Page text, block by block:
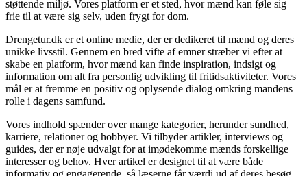
støttende miljø. Vores platform er et sted, hvor mænd kan føle sig
frie til at være sig selv, uden frygt for dom.
Drengetur.dk er et online medie, der er dedikeret til mænd og deres
unikke livsstil. Gennem en bred vifte af emner stræber vi efter at
skabe en platform, hvor mænd kan finde inspiration, indsigt og
information om alt fra personlig udvikling til fritidsaktiviteter. Vores
mål er at fremme en positiv og oplysende dialog omkring mandens
rolle i dagens samfund.
Vores indhold spænder over mange kategorier, herunder sundhed,
karriere, relationer og hobbyer. Vi tilbyder artikler, interviews og
guides, der er nøje udvalgt for at imødekomme mænds forskellige
interesser og behov. Hver artikel er designet til at være både